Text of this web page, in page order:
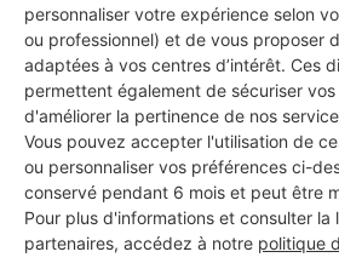
personnaliser votre expérience selon
ou professionnel) et de vous proposer
adaptées à vos centres d’intérêt. Ces
permettent également de sécuriser
d'améliorer la pertinence de nos
Vous pouvez accepter l'utilisation de
ou personnaliser vos préférences ci-
conservé pendant 6 mois et peut être
Pour plus d'informations et consulter la
partenaires, accédez à notre politique
DEMANDER UN